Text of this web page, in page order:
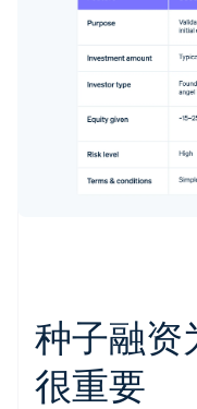
种子融资
很重要